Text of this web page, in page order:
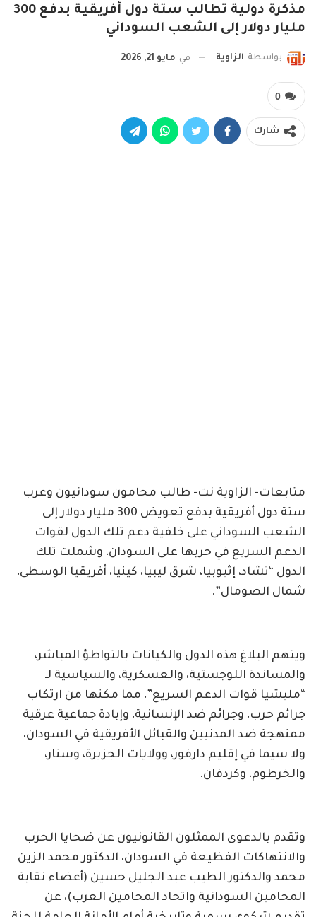
مذكرة دولية تطالب ستة دول أفريقية بدفع 300
مليار دولار إلى الشعب السوداني
بواسطة الزاوية في مايو 21, 2026
0
شارك
متابعات- الزاوية نت- طالب محامون سودانيون وعرب
ستة دول أفريقية بدفع تعويض 300 مليار دولار إلى
الشعب السوداني على خلفية دعم تلك الدول لقوات
الدعم السريع في حربها على السودان، وشملت تلك
الدول “تشاد، إثيوبيا، شرق ليبيا، كينيا، أفريقيا الوسطى،
شمال الصومال”.
ويتهم البلاغ هذه الدول والكيانات بالتواطؤ المباشر،
والمساندة اللوجستية، والعسكرية، والسياسية لـ
“مليشيا قوات الدعم السريع”، مما مكنها من ارتكاب
جرائم حرب، وجرائم ضد الإنسانية، وإبادة جماعية عرقية
ممنهجة ضد المدنيين والقبائل الأفريقية في السودان،
ولا سيما في إقليم دارفور، وولايات الجزيرة، وسنار،
والخرطوم، وكردفان.
وتقدم بالدعوى الممثلون القانونيون عن ضحايا الحرب
والانتهاكات الفظيعة في السودان، الدكتور محمد الزين
محمد والدكتور الطيب عبد الجليل حسين (أعضاء نقابة
المحامين السودانية واتحاد المحامين العرب)، عن